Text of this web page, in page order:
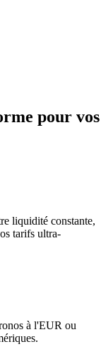
pour vos
liquidité constante,
tarifs ultra-
à l'EUR ou